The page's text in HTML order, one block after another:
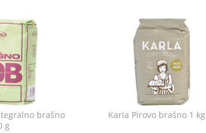
brašno
g
Karla Pirovo brašno 1 kg